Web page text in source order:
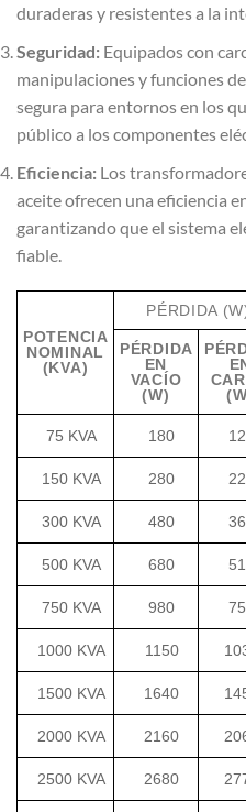
duraderas y resistentes a la
Seguridad: Equipados con
manipulaciones y funciones
segura para entornos en los
público a los componentes
Eficiencia: Los
aceite ofrecen una eficiencia
garantizando que el sistema
fiable.
POTENCIA
NOMINAL
(KVA)
PÉRDIDA
PÉRDIDA
EN
VACÍO
(W)
75 KVA 180
150 KVA 280
300 KVA 480
500 KVA 680
750 KVA 980
1000 KVA 1150
1500 KVA 1640
2000 KVA 2160
2500 KVA 2680